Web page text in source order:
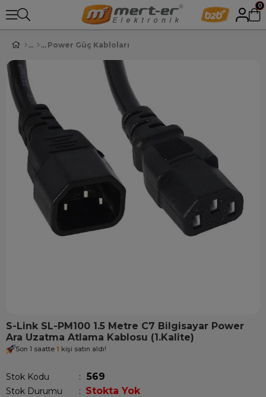
0
Power Güç Kabloları
S-Link SL-PM100 1.5 Metre C7 Bilgisayar Power
Ara Uzatma Atlama Kablosu (1.Kalite)
Son 1 saatte 1 kişi satın aldı!
Stok Kodu 569
Stok Durumu : Stokta Yok